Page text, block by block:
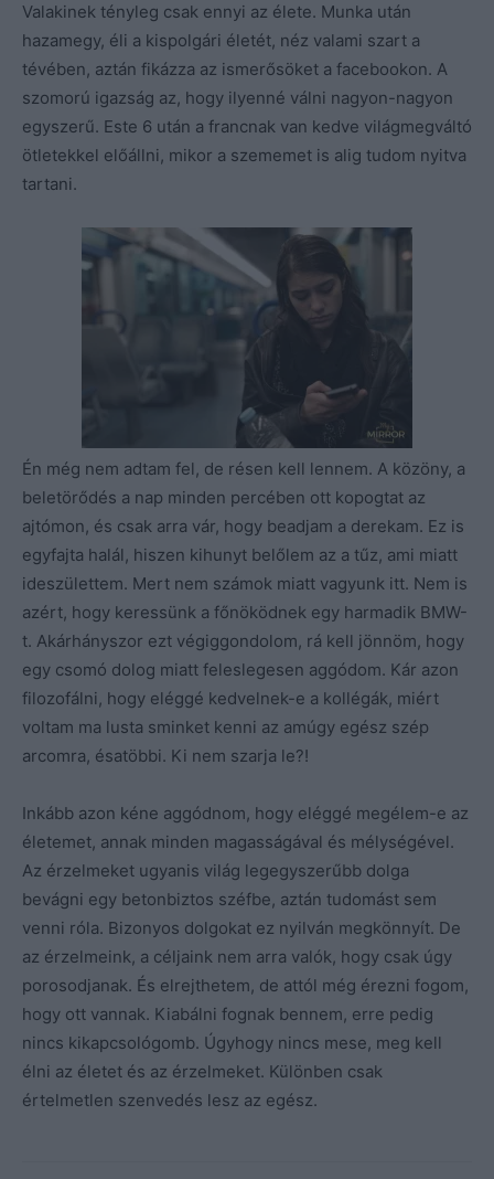
Valakinek tényleg csak ennyi az élete. Munka után
hazamegy, éli a kispolgári életét, néz valami szart a
tévében, aztán fikázza az ismerősöket a facebookon. A
szomorú igazság az, hogy ilyenné válni nagyon-nagyon
egyszerű. Este 6 után a francnak van kedve világmegváltó
ötletekkel előállni, mikor a szememet is alig tudom nyitva
tartani.
Én még nem adtam fel, de résen kell lennem. A közöny, a
beletörődés a nap minden percében ott kopogtat az
ajtómon, és csak arra vár, hogy beadjam a derekam. Ez is
egyfajta halál, hiszen kihunyt belőlem az a tűz, ami miatt
ideszülettem. Mert nem számok miatt vagyunk itt. Nem is
azért, hogy keressünk a főnöködnek egy harmadik BMW-
t. Akárhányszor ezt végiggondolom, rá kell jönnöm, hogy
egy csomó dolog miatt feleslegesen aggódom. Kár azon
filozofálni, hogy eléggé kedvelnek-e a kollégák, miért
voltam ma lusta sminket kenni az amúgy egész szép
arcomra, ésatöbbi. Ki nem szarja le?!
Inkább azon kéne aggódnom, hogy eléggé megélem-e az
életemet, annak minden magasságával és mélységével.
Az érzelmeket ugyanis világ legegyszerűbb dolga
bevágni egy betonbiztos széfbe, aztán tudomást sem
venni róla. Bizonyos dolgokat ez nyilván megkönnyít. De
az érzelmeink, a céljaink nem arra valók, hogy csak úgy
porosodjanak. És elrejthetem, de attól még érezni fogom,
hogy ott vannak. Kiabálni fognak bennem, erre pedig
nincs kikapcsológomb. Úgyhogy nincs mese, meg kell
élni az életet és az érzelmeket. Különben csak
értelmetlen szenvedés lesz az egész.